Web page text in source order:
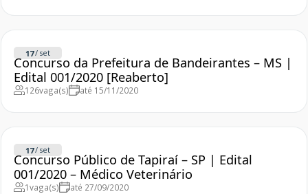
17/ set
Concurso da Prefeitura de Bandeirantes – MS |
Edital 001/2020 [Reaberto]
126vaga(s) até 15/11/2020
17/ set
Concurso Público de Tapiraí – SP | Edital
001/2020 – Médico Veterinário
1vaga(s) até 27/09/2020